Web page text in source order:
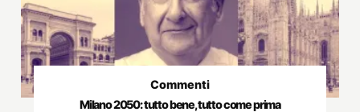
Commenti
Milano 2050: tutto bene, tutto come prima